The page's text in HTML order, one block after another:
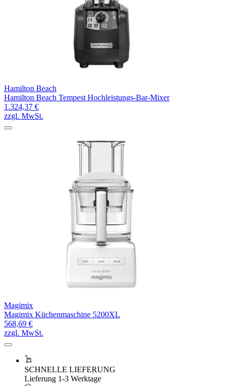
Hamilton Beach
Hamilton Beach Tempest Hochleistungs-Bar-Mixer
1.324,37 €
zzgl. MwSt.
Magimix
Magimix Küchenmaschine 5200XL
568,69 €
zzgl. MwSt.
SCHNELLE LIEFERUNG
Lieferung 1-3 Werktage